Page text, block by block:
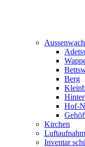
Berg
Hof-
Kirchen
Inventar